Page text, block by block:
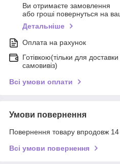
Ви отримаєте замовлення
або гроші повернуться на
Детальніше
Оплата на рахунок
Готівкою(тільки для
самовивіз)
Всі умови оплати
Умови повернення
Повернення товару впродовж 14
Всі умови повернення